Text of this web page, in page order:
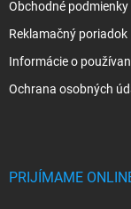
Obchodné podmienky
Reklamačný poriadok
Informácie o
Ochrana osobných
PRIJÍMAME